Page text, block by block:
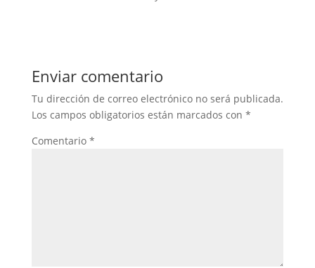
Enviar comentario
Tu dirección de correo electrónico no será publicada.
Los campos obligatorios están marcados con *
Comentario *